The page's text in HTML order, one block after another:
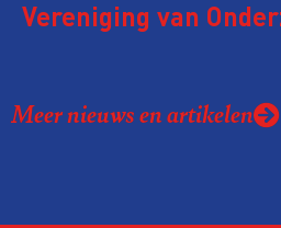
Vereniging van
rond het eigen werk.
Meer nieuws en artikelen